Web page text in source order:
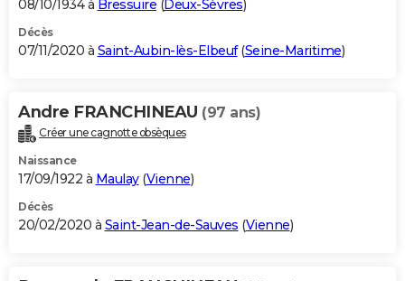
08/10/1934 à Bressuire (Deux-Sèvres)
Décès
07/11/2020 à Saint-Aubin-lès-Elbeuf(Seine-Maritime)
Andre FRANCHINEAU (97 ans)
Créer une cagnotte obsèques
Naissance
17/09/1922 à Maulay(Vienne)
Décès
20/02/2020 à Saint-Jean-de-Sauves (Vienne)